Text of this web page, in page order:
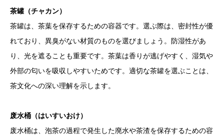
茶罐（チャカン）
茶罐は、茶葉を保存するための容器です。選ぶ際は、密封性が優
れており、異臭がない材質のものを選びましょう。防湿性があ
り、光を遮ることも重要です。茶葉は香りが逃げやすく、湿気や
外部の匂いを吸収しやすいためです。適切な茶罐を選ぶことは、
茶文化への深い理解を示します。
废水桶（はいすいおけ）
废水桶は、泡茶の過程で発生した廃水や茶渣を保存するための容